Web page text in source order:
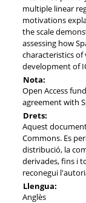
multiple linear
motivations
the scale
assessing how
characteristics
development of
Nota:
Open Access
agreement with
Drets:
Aquest
Commons. Es
distribució, la
derivades, fins i
reconegui
Llengua:
Anglès